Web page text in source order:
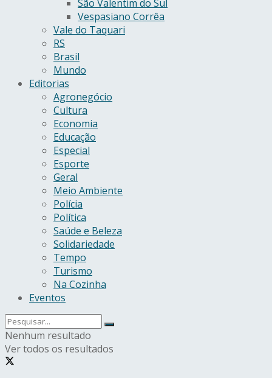
São Valentim do Sul
Vespasiano Corrêa
Vale do Taquari
RS
Brasil
Mundo
Editorias
Agronegócio
Cultura
Economia
Educação
Especial
Esporte
Geral
Meio Ambiente
Polícia
Política
Saúde e Beleza
Solidariedade
Tempo
Turismo
Na Cozinha
Eventos
Nenhum resultado
Ver todos os resultados